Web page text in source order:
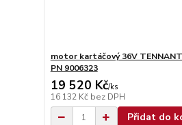
motor kartáčový 36V
PN 9006323
19 520 Kč/ks
16 132 Kč bez DPH
Přidat do